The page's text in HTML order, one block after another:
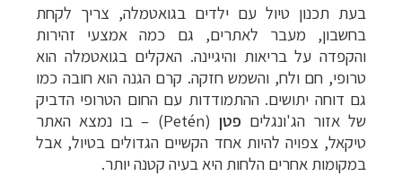
בעת תכנון טיול עם ילדים בגואטמלה, צריך לקחת
בחשבון, מעבר לאתרים, גם כמה אמצעי זהירות
והקפדה על בריאות והיגיינה. האקלים בגואטמלה הוא
טרופי, חם ולח, והשמש חזקה. קרם הגנה הוא חובה כמו
גם דוחה יתושים.ההתמודדות עם החום הטרופי הדביק
של אזור הג'ונגלים פטן (Petén)
– בו נמצא האתר
טיקאל, צפויה להיות אחד הקשיים הגדולים בטיול, אבל
במקומות אחרים הלחות היא בעיה קטנה יותר.